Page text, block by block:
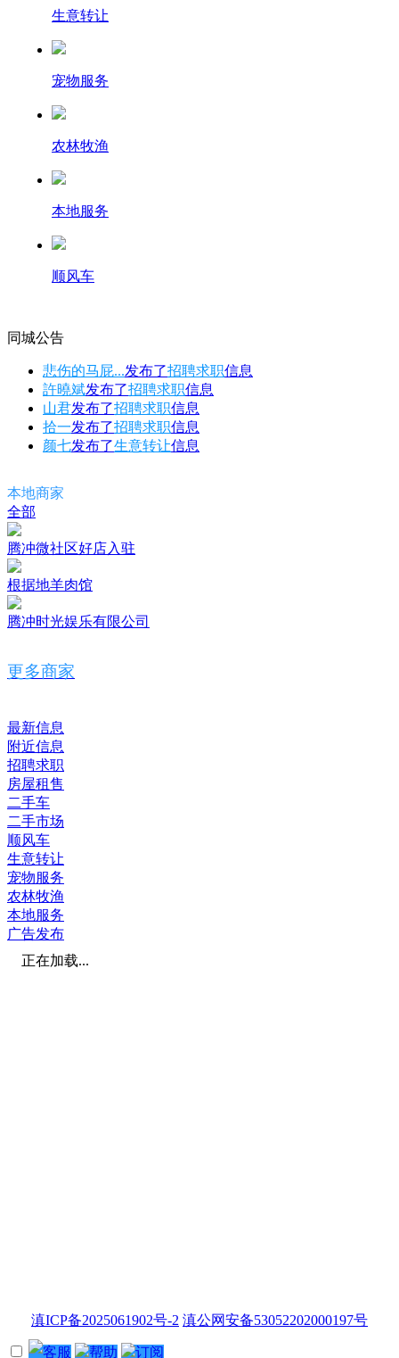
生意转让
宠物服务
农林牧渔
本地服务
顺风车
同城公告
悲伤的马屁...发布了招聘求职信息
許曉斌发布了招聘求职信息
山君发布了招聘求职信息
拾一发布了招聘求职信息
颜七发布了生意转让信息
本地商家
全部
腾冲微社区好店入驻
根据地羊肉馆
腾冲时光娱乐有限公司
更多商家
最新信息
附近信息
招聘求职
房屋租售
二手车
二手市场
顺风车
生意转让
宠物服务
农林牧渔
本地服务
广告发布
正在加载...
滇ICP备2025061902号-2 滇公网安备53052202000197号
客服 帮助 订阅